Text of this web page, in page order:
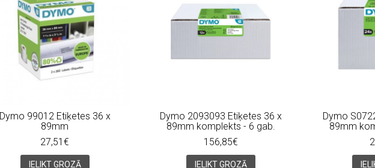
Dymo 99012 Etiķetes 36 x
89mm
27,51€
IELIKT GROZĀ
Dymo 2093093 Etiķetes 36 x
89mm komplekts - 6 gab.
156,85€
IELIKT GROZĀ
Dymo
89mm